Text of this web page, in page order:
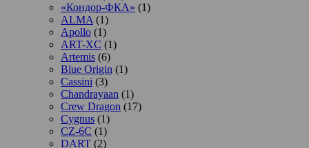
«Кондор-ФКА» (1)
ALMA (1)
Apollo (1)
ART-XC (1)
Artemis (6)
Blue Origin (1)
Cassini (3)
Chandrayaan (1)
Crew Dragon (17)
Cygnus (1)
CZ-6C (1)
DART (2)